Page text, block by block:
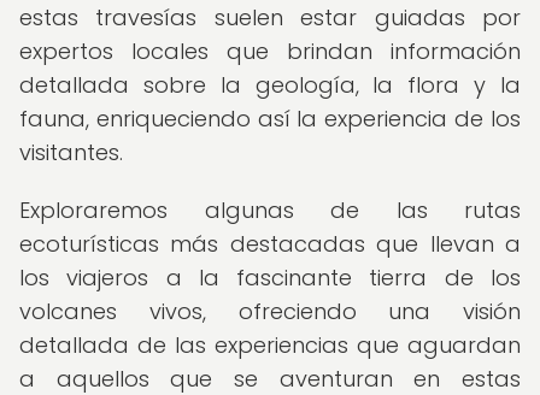
estas travesías suelen estar guiadas por
expertos locales que brindan información
detallada sobre la geología, la flora y la
fauna, enriqueciendo así la experiencia de los
visitantes.
Exploraremos algunas de las rutas
ecoturísticas más destacadas que llevan a
los viajeros a la fascinante tierra de los
volcanes vivos, ofreciendo una visión
detallada de las experiencias que aguardan
a aquellos que se aventuran en estas